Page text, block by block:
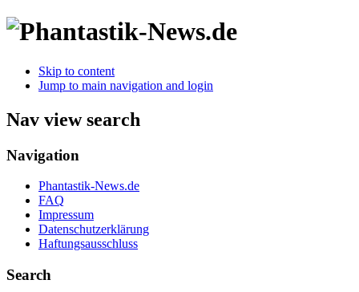
Skip to content
Jump to main navigation and login
Nav view search
Navigation
Phantastik-News.de
FAQ
Impressum
Datenschutzerklärung
Haftungsausschluss
Search